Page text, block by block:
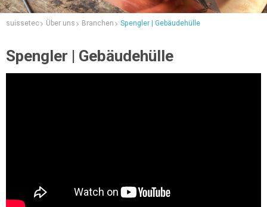
suissetec Über uns Branchen Spengler | Gebäudehülle
Spengler | Gebäudehülle